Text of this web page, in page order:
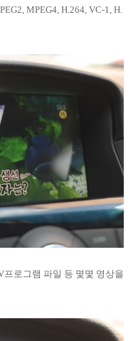
MPEG4, H.264, VC-1, H.
로그램 파일 등 몇몇 영상을